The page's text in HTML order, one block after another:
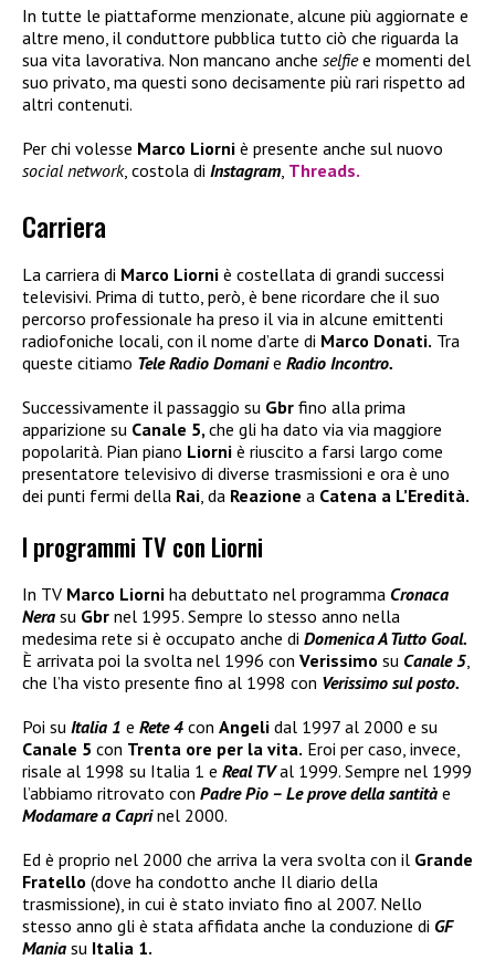
In tutte le piattaforme menzionate, alcune più aggiornate e
altre meno, il conduttore pubblica tutto ciò che riguarda la
sua vita lavorativa. Non mancano anche selfiee momenti del
suo privato, ma questi sono decisamente più rari rispetto ad
altri contenuti.
Per chi volesse Marco Liorni è presente anche sul nuovo
social network, costola di Instagram, Threads.
Carriera
La carriera di Marco Liorni è costellata di grandi successi
televisivi. Prima di tutto, però, è bene ricordare che il suo
percorso professionale ha preso il via in alcune emittenti
radiofoniche locali, con il nome d’arte di Marco Donati. Tra
queste citiamo Tele Radio Domanie Radio Incontro.
Successivamente il passaggio su Gbr fino alla prima
apparizione su Canale 5,che gli ha dato via via maggiore
popolarità. Pian piano Liorni è riuscito a farsi largo come
presentatore televisivo di diverse trasmissioni e ora è uno
dei punti fermi della Rai, da Reazione a Catena a L’Eredità.
I programmi TV con Liorni
In TV Marco Liorni ha debuttato nel programma Cronaca
Nera su Gbr nel 1995. Sempre lo stesso anno nella
medesima rete si è occupato anche di Domenica A Tutto Goal.
È arrivata poi la svolta nel 1996 con Verissimo su Canale 5
che l’ha visto presente fino al 1998 con Verissimo sul posto.
Poi su Italia 1 e Rete 4 con Angeli dal 1997 al 2000 e su
Canale 5 con Trenta ore per la vita. Eroi per caso, invece,
risale al 1998 su Italia 1 e Real TVal 1999. Sempre nel 1999
l’abbiamo ritrovato con Padre Pio – Le prove della santità e
Modamare a Caprinel 2000.
Ed è proprio nel 2000 che arriva la vera svolta con il Grande
Fratello (dove ha condotto anche Il diario della
trasmissione), in cui è stato inviato fino al 2007. Nello
stesso anno gli è stata affidata anche la conduzione di GF
Mania su Italia 1.